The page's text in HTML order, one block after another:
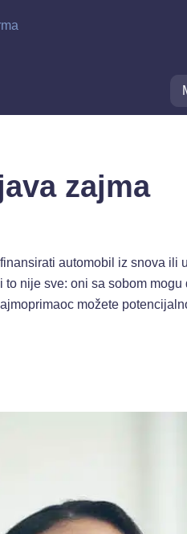
zajma
automobil iz snova
nije sve: oni sa sobom
možete